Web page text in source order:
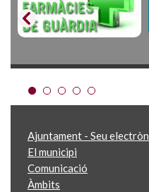
Ajuntament - Seu
El municipi
Comunicació
Àmbits